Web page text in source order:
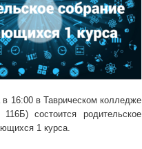
в 16:00 в Таврическом колледже
состоится родительское
1 курса.